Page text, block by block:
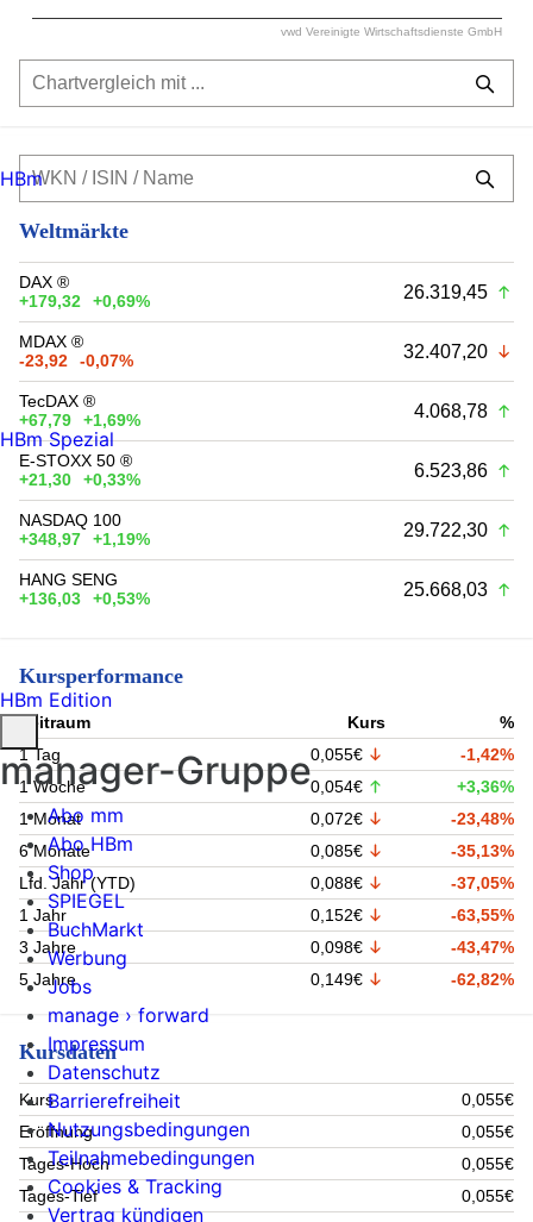
vwd Vereinigte Wirtschaftsdienste GmbH
Weltmärkte
DAX ®
+179,32
+0,69% 26.319,45
MDAX ®
-23,92
-0,07% 32.407,20
TecDAX ®
+67,79
+1,69% 4.068,78
E-STOXX 50 ®
+21,30
+0,33% 6.523,86
NASDAQ 100
+348,97
+1,19% 29.722,30
HANG SENG
+136,03
+0,53% 25.668,03
Kursperformance
Zeitraum Kurs
%
1 Tag
0,055€
-1,42%
1 Woche
0,054€
+3,36%
1 Monat
0,072€
-23,48%
6 Monate
0,085€
-35,13%
Lfd. Jahr (YTD)
0,088€
-37,05%
1 Jahr
0,152€
-63,55%
3 Jahre
0,098€
-43,47%
5 Jahre
0,149€ -62,82%
Kursdaten
Kurs
0,055€
Eröffnung
0,055€
Tages-Hoch
0,055€
Tages-Tief
0,055€
HBm
HBm Spezial
HBm Edition
manager-Gruppe
Abo mm
Abo HBm
Shop
SPIEGEL
BuchMarkt
Werbung
Jobs
manage › forward
Impressum
Datenschutz
Barrierefreiheit
Nutzungsbedingungen
Teilnahmebedingungen
Cookies & Tracking
Vertrag kündigen